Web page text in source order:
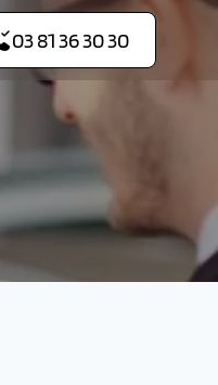
03 81 36 30 30